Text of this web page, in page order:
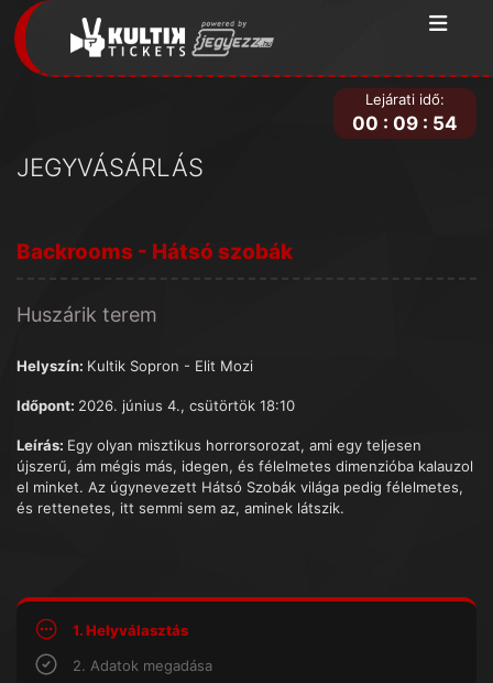
JEGYVÁSÁRLÁS
Lejárati idő:
00 : 09 : 54
Backrooms - Hátsó szobák
Huszárik terem
Helyszín: Kultik Sopron - Elit Mozi
Időpont: 2026. június 4., csütörtök 18:10
Leírás: Egy olyan misztikus horrorsorozat, ami egy teljesen
újszerű, ám mégis más, idegen, és félelmetes dimenzióba kalauzol
el minket. Az úgynevezett Hátsó Szobák világa pedig félelmetes,
és rettenetes, itt semmi sem az, aminek látszik.
1. Helyválasztás
2. Adatok megadása